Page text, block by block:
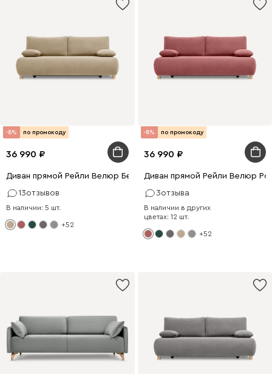
-8% по промокоду
36 990
Диван прямой Рейли Велюр Бежевый
13отзывов
В наличии: 5 шт.
+52
-8% по промокоду
36 990
Диван прямой Рейли Велюр
3отзыва
В наличии в других
цветах: 12 шт.
+52